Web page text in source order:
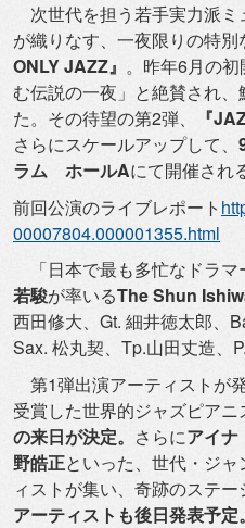
次世代を担う若手実力派
が織りなす、一夜限りの特
ONLY JAZZ』 。昨年6月の
む伝説の一夜」と絶賛され、
た。その待望の第2弾、
『
さらにスケールアップして、
ラム ホールAにて開催され
前回公演のライブレポート
00007804.000001355.html
「日本で最も多忙なドラマ
若駿が率いるThe Shun
西田修大、Gt. 細井徳太郎、
Sax. 松丸契、Tp.山田丈造、
第1弾出演アーティストが発
受賞した世界的ジャズピアニ
の来日が決定。 さらにアイナ
野皓正といった、世代・ ジャ
ィストが集い、 奇跡のステー
アーティストも後日発表予定。